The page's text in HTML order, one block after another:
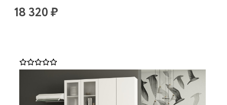
18 320 ₽